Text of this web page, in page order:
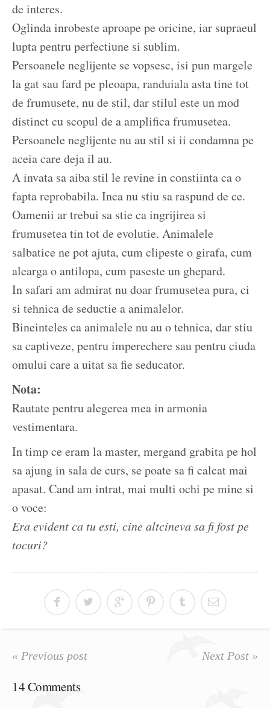
de interes.
Oglinda inrobeste aproape pe oricine, iar supraeul
lupta pentru perfectiune si sublim.
Persoanele neglijente se vopsesc, isi pun margele
la gat sau fard pe pleoapa, randuiala asta tine tot
de frumusete, nu de stil, dar stilul este un mod
distinct cu scopul de a amplifica frumusetea.
Persoanele neglijente nu au stil si ii condamna pe
aceia care deja il au.
A invata sa aiba stil le revine in constiinta ca o
fapta reprobabila. Inca nu stiu sa raspund de ce.
Oamenii ar trebui sa stie ca ingrijirea si
frumusetea tin tot de evolutie. Animalele
salbatice ne pot ajuta, cum clipeste o girafa, cum
alearga o antilopa, cum paseste un ghepard.
In safari am admirat nu doar frumusetea pura, ci
si tehnica de seductie a animalelor.
Bineinteles ca animalele nu au o tehnica, dar stiu
sa captiveze, pentru imperechere sau pentru ciuda
omului care a uitat sa fie seducator.
Nota:
Rautate pentru alegerea mea in armonia
vestimentara.
In timp ce eram la master, mergand grabita pe hol
sa ajung in sala de curs, se poate sa fi calcat mai
apasat. Cand am intrat, mai multi ochi pe mine si
o voce:
Era evident ca tu esti, cine altcineva sa fi fost pe
tocuri?
« Previous post Next Post »
14 Comments